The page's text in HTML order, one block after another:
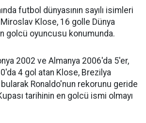
futbol dünyasının sayılı isimleri
Miroslav Klose, 16 golle Dünya
golcü oyuncusu konumunda.
2002 ve Almanya 2006'da 5'er,
4 gol atan Klose, Brezilya
Ronaldo'nun rekorunu geride
tarihinin en golcü ismi olmayı